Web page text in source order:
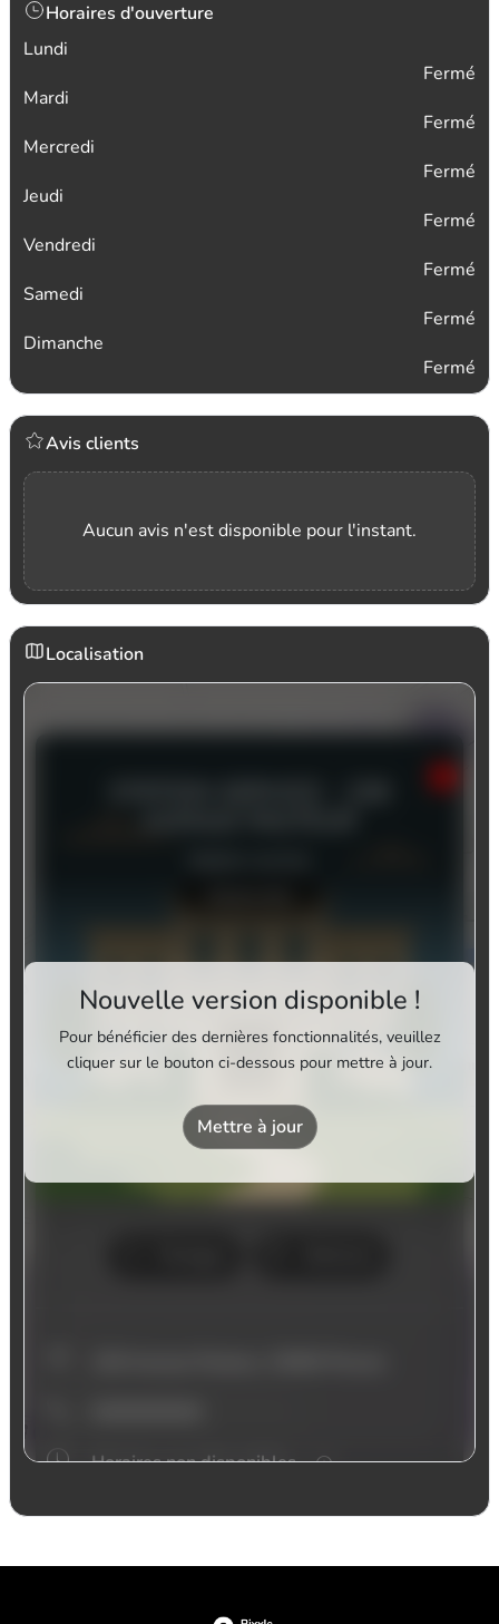
Horaires d'ouverture
Lundi
Fermé
Mardi
Fermé
Mercredi
Fermé
Jeudi
Fermé
Vendredi
Fermé
Samedi
Fermé
Dimanche
Fermé
Avis clients
Aucun avis n'est disponible pour l'instant.
Localisation